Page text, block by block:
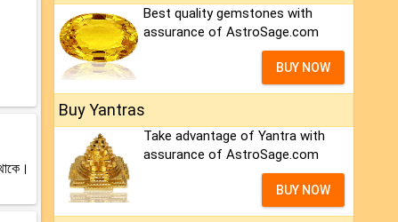
Best quality gemstones with
assurance of AstroSage.com
BUY NOW
Buy Yantras
Take advantage of Yantra with
assurance of AstroSage.com
BUY NOW